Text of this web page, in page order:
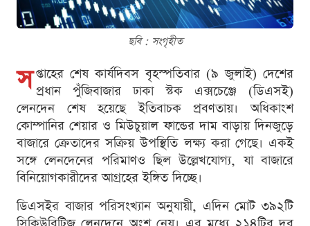
ছবি : সংগৃহীত
স প্তাহের শেষ কার্যদিবস বৃহস্পতিবার (৯ জুলাই) দেশের
প্রধান পুঁজিবাজার ঢাকা স্টক এক্সচেঞ্জে (ডিএসই)
লেনদেন শেষ হয়েছে ইতিবাচক প্রবণতায়। অধিকাংশ
কোম্পানির শেয়ার ও মিউচুয়াল ফান্ডের দাম বাড়ায় দিনজুড়ে
বাজারে ক্রেতাদের সক্রিয় উপস্থিতি লক্ষ্য করা গেছে। একই
সঙ্গে লেনদেনের পরিমাণও ছিল উল্লেখযোগ্য, যা বাজারে
বিনিয়োগকারীদের আগ্রহের ইঙ্গিত দিচ্ছে।
ডিএসইর বাজার পরিসংখ্যান অনুযায়ী, এদিন মোট ৩৯২টি